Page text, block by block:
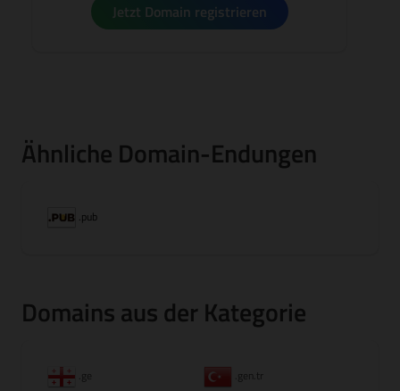
Jetzt Domain registrieren
Ähnliche Domain-Endungen
.pub
Domains aus der Kategorie
.ge
.gen.tr